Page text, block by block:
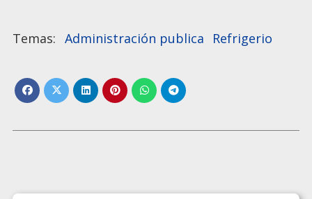
Administración publica Refrigerio